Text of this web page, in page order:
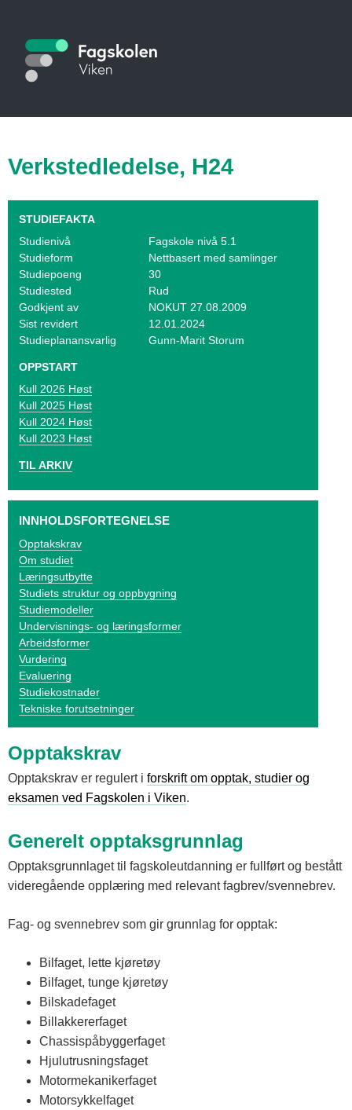
hovedinnhold
S
t
i
k
a
t
a
l
o
g
V
i
k
e
n
Verkstedledelse, H24
STUDIEFAKTA
Studienivå
Fagskole nivå 5.1
Studieform
Nettbasert med samlinger
Studiepoeng
30
Studiested
Rud
Godkjent av
NOKUT 27.08.2009
Sist revidert
12.01.2024
Studieplanansvarlig
Gunn-Marit Storum
OPPSTART
2026 Høst
2025 Høst
2024 Høst
2023 Høst
TIL ARKIV
INNHOLDSFORTEGNELSE
Opptakskrav
Om studiet
Læringsutbytte
Studiets struktur og oppbygning
Studiemodeller
Undervisnings- og læringsformer
Arbeidsformer
Vurdering
Evaluering
Studiekostnader
Tekniske forutsetninger
Opptakskrav
Opptakskrav er regulert i forskrift om opptak, studier og
eksamen ved Fagskolen i Viken.
Generelt opptaksgrunnlag
Opptaksgrunnlaget til fagskoleutdanning er fullført og bestått
videregående opplæring med relevant fagbrev/svennebrev.
Fag- og svennebrev som gir grunnlag for opptak:
Bilfaget, lette kjøretøy
Bilfaget, tunge kjøretøy
Bilskadefaget
Billakkererfaget
Chassispåbyggerfaget
Hjulutrusningsfaget
Motormekanikerfaget
Motorsykkelfaget